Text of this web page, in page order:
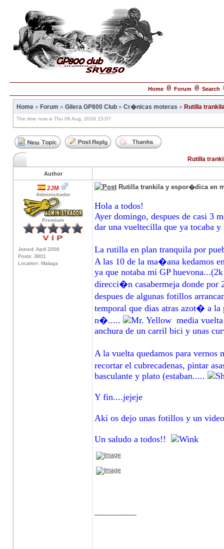
Home Forum Search
Home » Forum » Gilera GP800 Club » Cr�nicas moteras » Rutilla
The time now is Thu 06 Aug, 2026 15:07
Rutilla
Author
2JM
Administrador
Premium
Joined: April 2008
Posts: 3801
Location: Malaga
Rutilla trankila y espor�dica en
Hola a todos!
Ayer domingo, despues de casi 3
dar una vueltecilla que ya tocaba
La rutilla en plan tranquila por
A las 10 de la ma�ana kedamos
ya que notaba mi GP
direcci�n casabermeja donde por
despues de algunas fotillos
temporal que dias atras azot� a
n�.....
media
anchura de un carril bici y unas
A la vuelta quedamos para
recortar el cubrecadenas, pintar
basculante y plato (estaban.....
Y fin....jejeje
Aki os dejo unas fotillos y un
Un saludo a todos!!